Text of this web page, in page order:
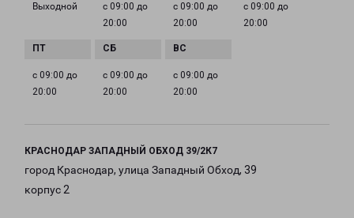
Выходной
с 09:00 до
20:00
с 09:00 до
20:00
с 09:00 до
20:00
с 09:00 до
20:00
с 09:00 до
20:00
с 09:00 до
20:00
КРАСНОДАР ЗАПАДНЫЙ ОБХОД 39/2К7
город Краснодар, улица Западный Обход, 39
корпус 2